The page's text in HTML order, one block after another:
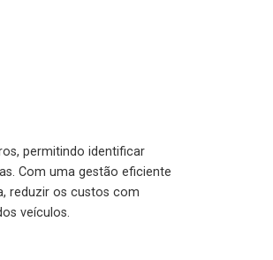
permitindo identificar
Com uma gestão eficiente
reduzir os custos com
veículos.